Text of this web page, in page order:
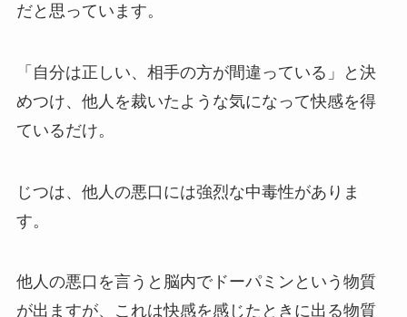
だと思っています。
「自分は正しい、相手の方が間違っている」と決
めつけ、他人を裁いたような気になって快感を得
ているだけ。
じつは、他人の悪口には強烈な中毒性がありま
す。
他人の悪口を言うと脳内でドーパミンという物質
が出ますが、これは快感を感じたときに出る物質